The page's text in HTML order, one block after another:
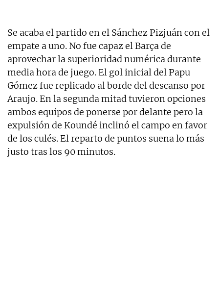
Se acaba el partido en el Sánchez Pizjuán con el
empate a uno. No fue capaz el Barça de
aprovechar la superioridad numérica durante
media hora de juego. El gol inicial del Papu
Gómez fue replicado al borde del descanso por
Araujo. En la segunda mitad tuvieron opciones
ambos equipos de ponerse por delante pero la
expulsión de Koundé inclinó el campo en favor
de los culés. El reparto de puntos suena lo más
justo tras los 90 minutos.